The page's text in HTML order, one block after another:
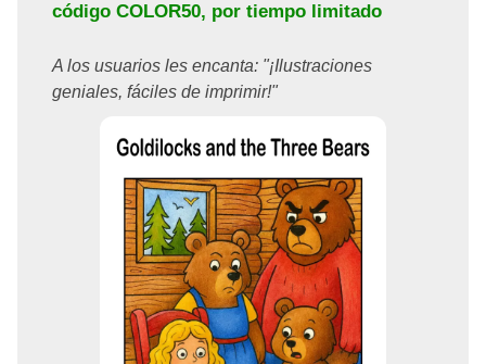
código COLOR50, por tiempo limitado
A los usuarios les encanta: "¡Ilustraciones
geniales, fáciles de imprimir!"